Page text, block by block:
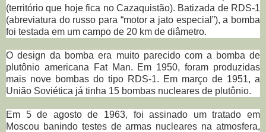
(território que hoje fica no Cazaquistão). Batizada de RDS-1
(abreviatura do russo para “motor a jato especial”), a bomba
foi testada em um campo de 20 km de diâmetro.
O design da bomba era muito parecido com a bomba de
plutônio americana Fat Man. Em 1950, foram produzidas
mais nove bombas do tipo RDS-1. Em março de 1951, a
União Soviética já tinha 15 bombas nucleares de plutônio.
Em 5 de agosto de 1963, foi assinado um tratado em
Moscou banindo testes de armas nucleares na atmosfera,